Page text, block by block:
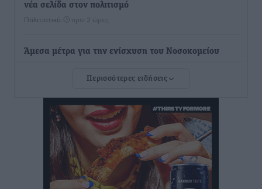
νέα σελίδα στον πολιτισμό
Πολιτιστικά πριν 2 ώρες
Άμεσα μέτρα για την ενίσχυση του Νοσοκομείου
ανακοίνωσε ο Άδωνις Γεωργιάδης
Iατρικός Σύλλογος Ροδου προς Α. Γεωργιάδη:
Στρατηγικές Προτάσεις για την Ενίσχυση της
Δημόσιας Υγείας στη Νησιωτική Ελλάδα και στα
Νοσοκομεία της Γ΄ Ζώνης
Τοπικές Ειδήσεις• πριν 2 ώρες
Περισσότερες ειδήσεις